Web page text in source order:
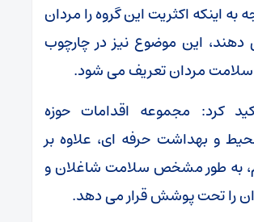
به اینکه اکثریت این گروه را مردان
این موضوع نیز در چارچوب
سلامت مردان تعریف می شود.
کرد: مجموعه اقدامات حوزه
و بهداشت حرفه ای، علاوه بر
به طور مشخص سلامت شاغلان و
را تحت پوشش قرار می دهد.